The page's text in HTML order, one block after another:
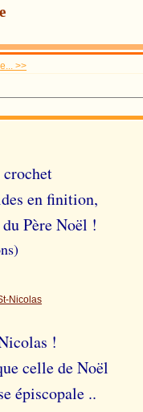
>>
en finition,
Père Noël !
!
celle de Noël
épiscopale ..